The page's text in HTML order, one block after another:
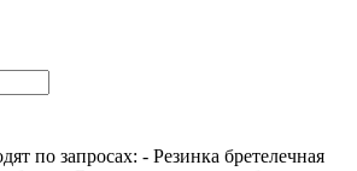
по запросах: - Резинка бретелечная